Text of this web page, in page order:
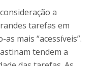
a
tarefas em
mais “acessíveis”.
tendem a